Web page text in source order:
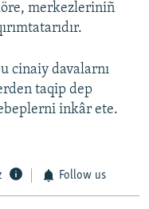
merkezleriniñ
cinaiy davalarnı
taqip dep
inkâr ete.
Follow us